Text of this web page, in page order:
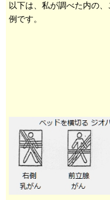
以下は、私が調べた内の
例です。